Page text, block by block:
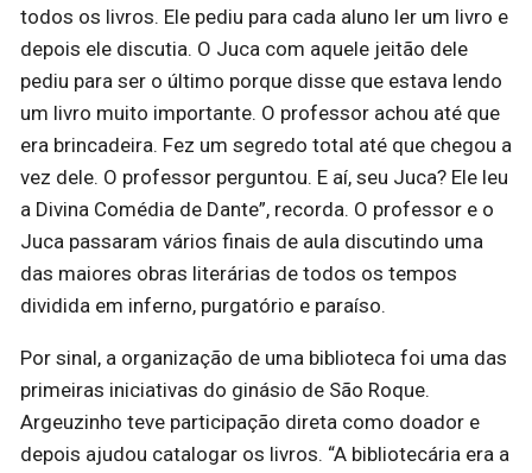
todos os livros. Ele pediu para cada aluno ler um livro e
depois ele discutia. O Juca com aquele jeitão dele
pediu para ser o último porque disse que estava lendo
um livro muito importante. O professor achou até que
era brincadeira. Fez um segredo total até que chegou a
vez dele. O professor perguntou. E aí, seu Juca? Ele leu
a Divina Comédia de Dante”, recorda. O professor e o
Juca passaram vários finais de aula discutindo uma
das maiores obras literárias de todos os tempos
dividida em inferno, purgatório e paraíso.
Por sinal, a organização de uma biblioteca foi uma das
primeiras iniciativas do ginásio de São Roque.
Argeuzinho teve participação direta como doador e
depois ajudou catalogar os livros. “A bibliotecária era a